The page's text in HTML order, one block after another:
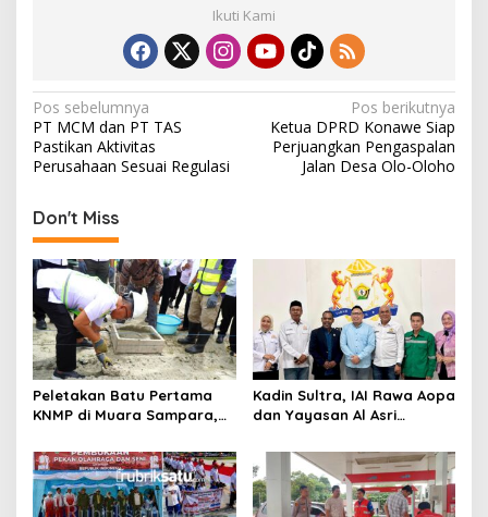
Ikuti Kami
N
a
v
i
g
a
s
i
p
o
s
Pos sebelumnya
PT MCM dan PT TAS
Pastikan Aktivitas
Perusahaan Sesuai Regulasi
Pos berikutnya
Ketua DPRD Konawe Siap
Perjuangkan Pengaspalan
Jalan Desa Olo-Oloho
Don't Miss
Peletakan Batu Pertama
KNMP di Muara Sampara,
Jemput Program Pusat
Kadin Sultra, IAI Rawa Aopa
dan Yayasan Al Asri
Siap Kerja